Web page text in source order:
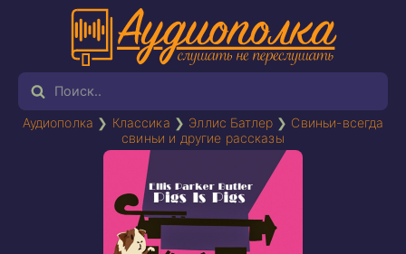
Аудиополка ❯ Классика ❯ Эллис Батлер ❯ Свиньи-всегда
свиньи и другие рассказы